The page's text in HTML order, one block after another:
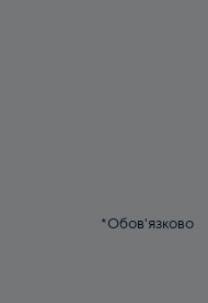
*Обов'язково